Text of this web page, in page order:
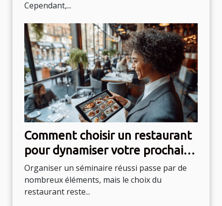
Cependant,...
Comment choisir un restaurant
pour dynamiser votre prochain
séminaire ?
Organiser un séminaire réussi passe par de
nombreux éléments, mais le choix du
restaurant reste...